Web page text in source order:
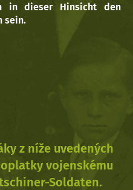
in dieser Hinsicht den
sein.
z níže uvedených
vojenskému
Soldaten.